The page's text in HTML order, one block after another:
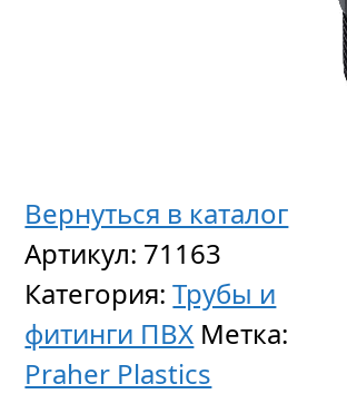
Вернуться в каталог
Артикул: 71163
Категория:Трубы и
фитинги ПВХ Метка:
Praher Plastics